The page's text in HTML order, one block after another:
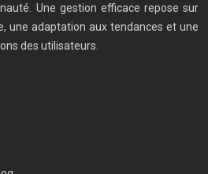
Une gestion efficace repose sur
une adaptation aux tendances et une
des utilisateurs.